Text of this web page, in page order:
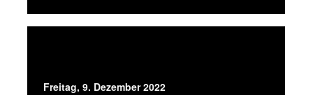
Freitag, 9. Dezember 2022